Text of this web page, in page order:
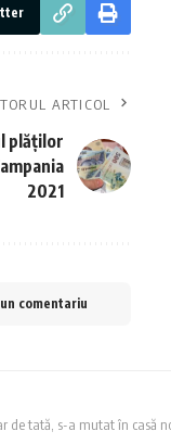
ARTICOL
plăților
2021
comentariu
de tată, s-a mutat în casă